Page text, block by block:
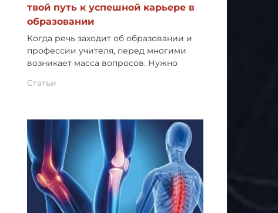
твой путь к успешной карьере в
образовании
Когда речь заходит об образовании и
профессии учителя, перед многими
возникает масса вопросов. Нужно
Статьи